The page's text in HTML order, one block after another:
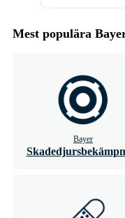
Mest populära
Bayer